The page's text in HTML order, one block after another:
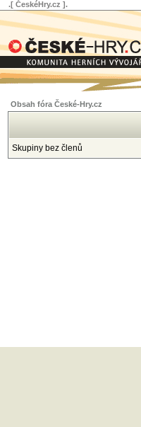
.[ ČeskéHry.cz ].
Obsah fóra České-Hry.cz
Skupiny bez členů